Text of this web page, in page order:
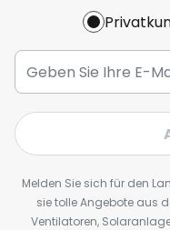
Melden Sie sich für den
sie tolle Angebote aus
Ventilatoren,